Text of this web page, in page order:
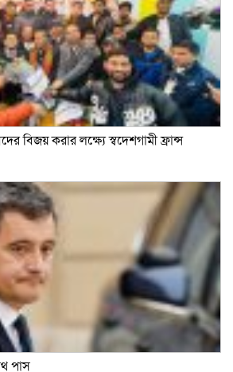
বিজয় করার লক্ষ্যে স্বদেশগামী ফ্রান্স
পাস